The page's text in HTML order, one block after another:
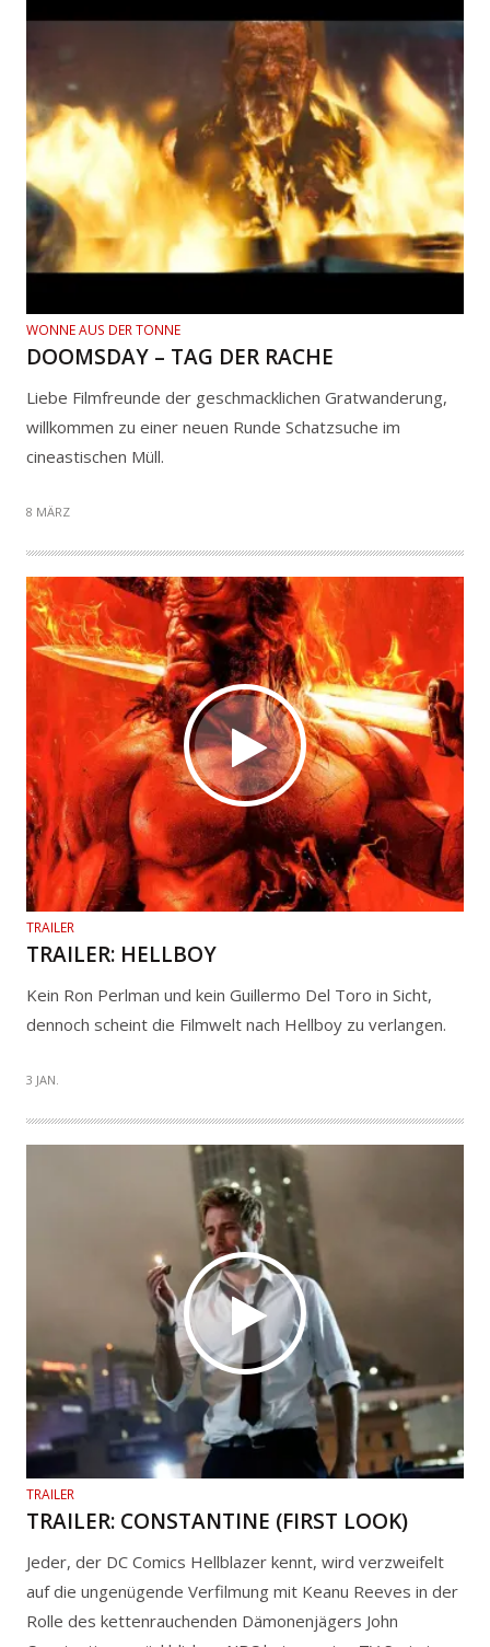
WONNE AUS DER TONNE
DOOMSDAY – TAG DER RACHE
Liebe Filmfreunde der geschmacklichen Gratwanderung,
willkommen zu einer neuen Runde Schatzsuche im
cineastischen Müll.
8 MÄRZ
TRAILER
TRAILER: HELLBOY
Kein Ron Perlman und kein Guillermo Del Toro in Sicht,
dennoch scheint die Filmwelt nach Hellboy zu verlangen.
3 JAN.
TRAILER
TRAILER: CONSTANTINE (FIRST LOOK)
Jeder, der DC Comics Hellblazer kennt, wird verzweifelt
auf die ungenügende Verfilmung mit Keanu Reeves in der
Rolle des kettenrauchenden Dämonenjägers John